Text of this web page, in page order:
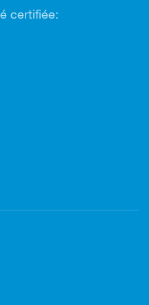
certifiée: